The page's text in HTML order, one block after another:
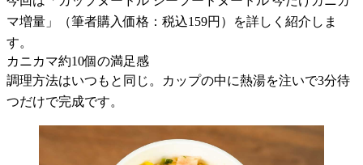
マ増量」（筆者購入価格：税込159円）を詳しく紹介しま
す。
カニカマ約10個の満足感
調理方法はいつもと同じ。カップの中に熱湯を注いで3分待
つだけで完成です。